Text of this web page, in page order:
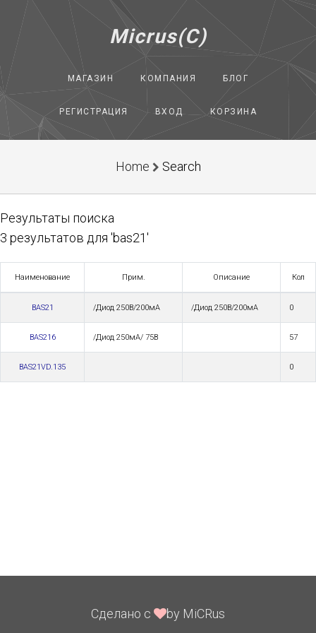
Micrus(C)
МАГАЗИН КОМПАНИЯ БЛОГ
РЕГИСТРАЦИЯ ВХОД КОРЗИНА
Home Search
Результаты поиска
3 результатов для 'bas21'
Наименование Прим. Описание Кол
BAS21 /Диод 250В/200мА /Диод 250В/200мА 0
BAS216 /Диод 250мА/ 75В 57
BAS21VD.135 0
Сделано с by MiCRus